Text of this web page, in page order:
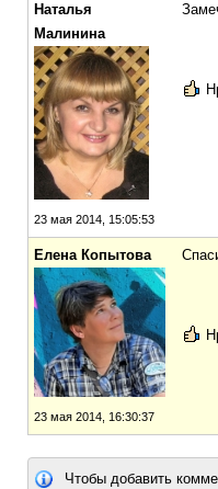
Наталья
Малинина
23 мая 2014, 15:05:53
Елена Копытова
23 мая 2014, 16:30:37
Чтобы добавить